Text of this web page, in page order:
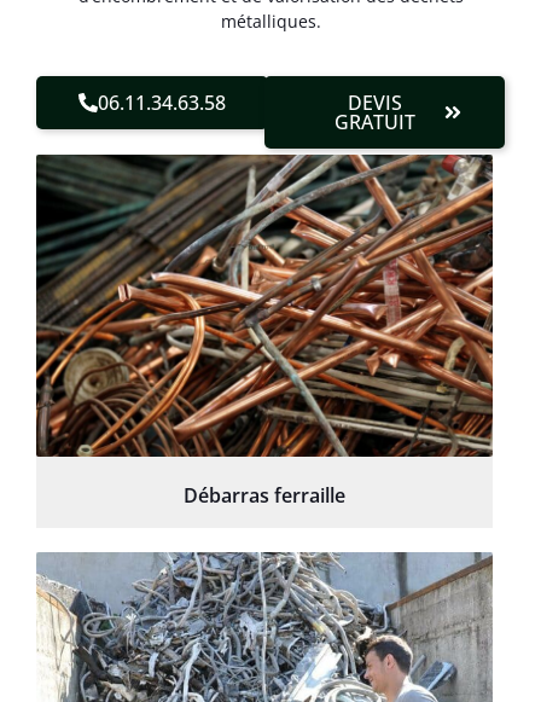
métalliques.
06.11.34.63.58 DEVIS
GRATUIT
Débarras ferraille